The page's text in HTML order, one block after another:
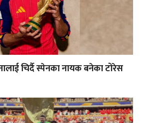
चिर्दै स्पेनका नायक बनेका टोरेस